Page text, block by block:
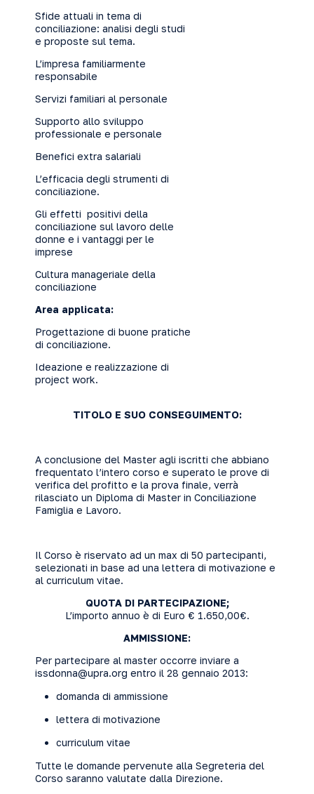
Sfide attuali in tema di
conciliazione: analisi degli studi
e proposte sul tema.
L’impresa familiarmente
responsabile
Servizi familiari al personale
Supporto allo sviluppo
professionale e personale
Benefici extra salariali
L’efficacia degli strumenti di
conciliazione.
Gli effetti positivi della
conciliazione sul lavoro delle
donne e i vantaggi per le
imprese
Cultura manageriale della
conciliazione
Area applicata:
Progettazione di buone pratiche
di conciliazione.
Ideazione e realizzazione di
project work.
TITOLO E SUO CONSEGUIMENTO:
A conclusione del Master agli iscritti che abbiano
frequentato l’intero corso e superato le prove di
verifica del profitto e la prova finale, verrà
rilasciato un Diploma di Master in Conciliazione
Famiglia e Lavoro.
Il Corso è riservato ad un max di 50 partecipanti,
selezionati in base ad una lettera di motivazione e
al curriculum vitae.
QUOTA DI PARTECIPAZIONE;
L’importo annuo è di Euro € 1.650,00€.
AMMISSIONE:
Per partecipare al master occorre inviare a
issdonna@upra.org entro il 28 gennaio 2013:
domanda di ammissione
lettera di motivazione
curriculum vitae
Tutte le domande pervenute alla Segreteria del
Corso saranno valutate dalla Direzione.